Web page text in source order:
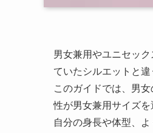
男女兼用やユニセッ
ていたシルエットと違
このガイドでは、男
性が男女兼用サイズを
自分の身長や体型、